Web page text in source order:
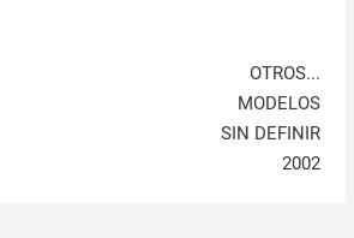
OTROS...
MODELOS
SIN DEFINIR
2002